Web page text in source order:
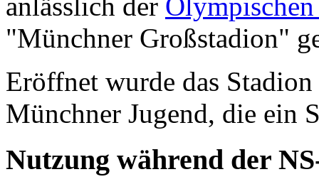
anlässlich der
"Münchner Großstadion"
Eröffnet wurde das
Münchner Jugend, die ein
Nutzung während der